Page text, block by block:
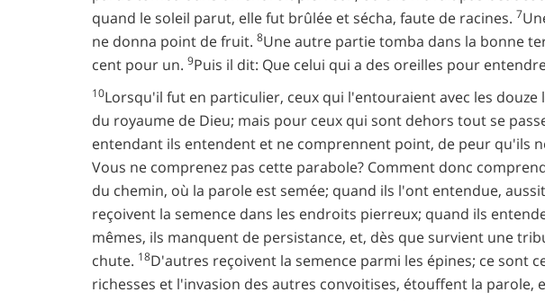
quand le soleil parut, elle fut brûlée et sécha, faute de racines. 7
ne donna point de fruit. 8Une autre partie tomba dans la bonne
cent pour un. 9Puis il dit: Que celui qui a des oreilles pour
10Lorsqu'il fut en particulier, ceux qui l'entouraient avec les
du royaume de Dieu; mais pour ceux qui sont dehors tout se
entendant ils entendent et ne comprennent point, de peur qu'ils
Vous ne comprenez pas cette parabole? Comment donc
du chemin, où la parole est semée; quand ils l'ont entendue,
reçoivent la semence dans les endroits pierreux; quand ils
mêmes, ils manquent de persistance, et, dès que survient une
chute. 18D'autres reçoivent la semence parmi les épines; ce sont
richesses et l'invasion des autres convoitises, étouffent la parole,